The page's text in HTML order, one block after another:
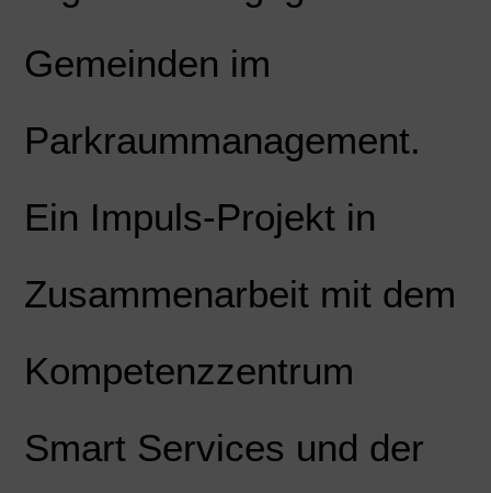
Gemeinden im
Parkraummanagement.
Ein Impuls-Projekt in
Zusammenarbeit mit dem
Kompetenzzentrum
Smart Services und der